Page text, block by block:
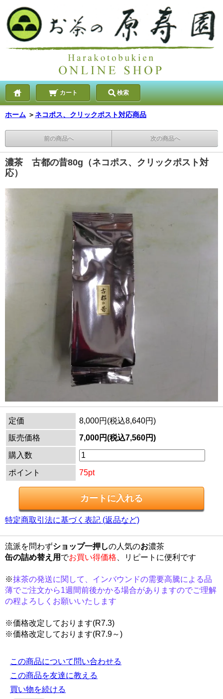
カート 検索
ホーム ＞ネコポス、クリックポスト対応商品
前の商品へ 次の商品へ
濃茶 古都の昔80g（ネコポス、クリックポスト対
応）
定価
8,000円(税込8,640円)
販売価格
7,000円(税込7,560円)
購入数
ポイント 75pt
特定商取引法に基づく表記 (返品など)
流派を問わずショップ一押しの人気のお濃茶
缶の詰め替え用 でお買い得価格 、リピートに便利です
※抹茶の発送に関して、インバウンドの需要高騰による品
薄でご注文から1週間前後かかる場合がありますのでご理解
の程よろしくお願いいたします
※価格改定しております(R7.3)
※価格改定しております(R7.9～)
この商品について問い合わせる
この商品を友達に教える
買い物を続ける